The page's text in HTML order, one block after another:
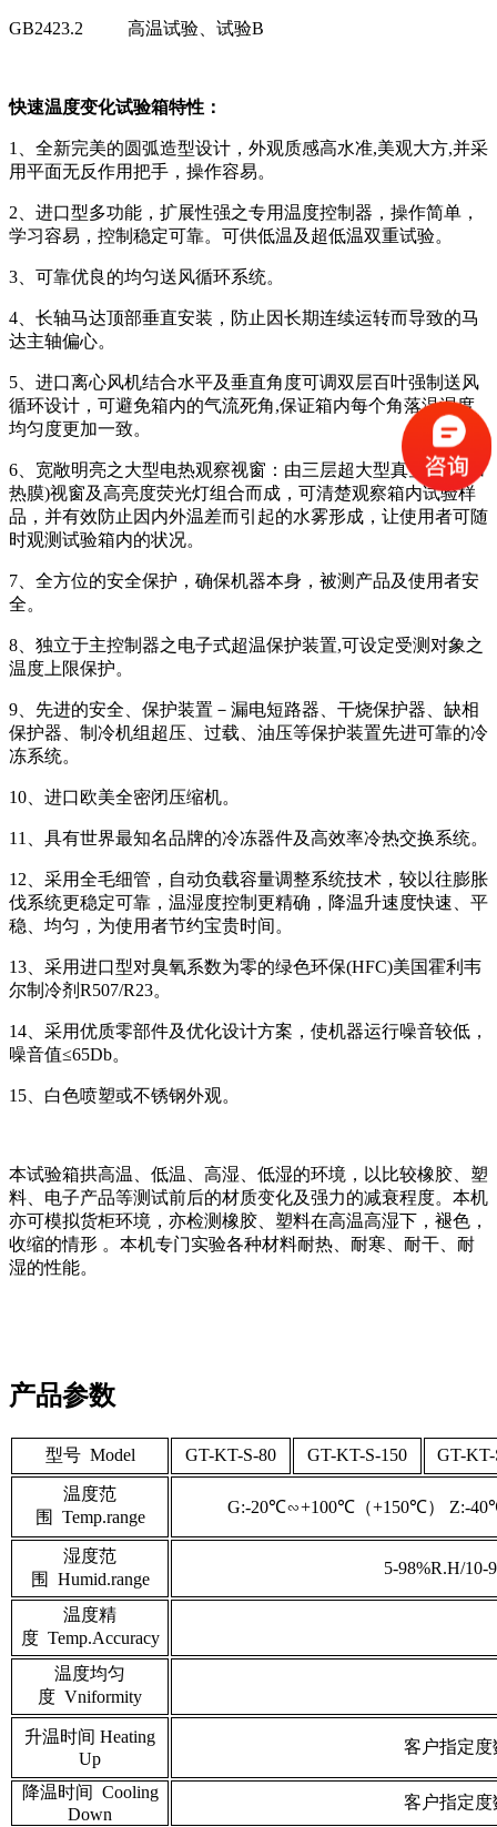
GB2423.2 高温试验、试验B
快速温度变化试验箱特性：
1、全新完美的圆弧造型设计，外观质感高水准,美观大方,并采
用平面无反作用把手，操作容易。
2、进口型多功能，扩展性强之专用温度控制器，操作简单，
学习容易，控制稳定可靠。可供低温及超低温双重试验。
3、可靠优良的均匀送风循环系统。
4、长轴马达顶部垂直安装，防止因长期连续运转而导致的马
达主轴偏心。
5、进口离心风机结合水平及垂直角度可调双层百叶强制送风
循环设计，可避免箱内的气流死角,保证箱内每个角落温湿度
均匀度更加一致。
6、宽敞明亮之大型电热观察视窗：由三层超大型真空镀膜(加
热膜)视窗及高亮度荧光灯组合而成，可清楚观察箱内试验样
品，并有效防止因内外温差而引起的水雾形成，让使用者可随
时观测试验箱内的状况。
7、全方位的安全保护，确保机器本身，被测产品及使用者安
全。
8、独立于主控制器之电子式超温保护装置,可设定受测对象之
温度上限保护。
9、先进的安全、保护装置－漏电短路器、干烧保护器、缺相
保护器、制冷机组超压、过载、油压等保护装置先进可靠的冷
冻系统。
10、进口欧美全密闭压缩机。
11、具有世界最知名品牌的冷冻器件及高效率冷热交换系统。
12、采用全毛细管，自动负载容量调整系统技术，较以往膨胀
伐系统更稳定可靠，温湿度控制更精确，降温升速度快速、平
稳、均匀，为使用者节约宝贵时间。
13、采用进口型对臭氧系数为零的绿色环保(HFC)美国霍利韦
尔制冷剂R507/R23。
14、采用优质零部件及优化设计方案，使机器运行噪音较低，
噪音值≤65Db。
15、白色喷塑或不锈钢外观。
本试验箱拱高温、低温、高湿、低湿的环境，以比较橡胶、塑
料、电子产品等测试前后的材质变化及强力的减衰程度。本机
亦可模拟货柜环境，亦检测橡胶、塑料在高温高湿下，褪色，
收缩的情形 。本机专门实验各种材料耐热、耐寒、耐干、耐
湿的性能。
产品参数
型号 Model GT-KT-S-80 GT-KT-S-150 GT-KT-
温度范
围 Temp.range
G:-20℃∽+100℃（+150℃） Z:-
湿度范
围 Humid.range
5-98%R.H/10-
温度精
度 Temp.Accuracy
温度均匀
度 Vniformity
升温时间 Heating
Up
客户指定
降温时间 Cooling
Down
客户指定